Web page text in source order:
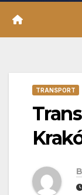
TRANSPORT